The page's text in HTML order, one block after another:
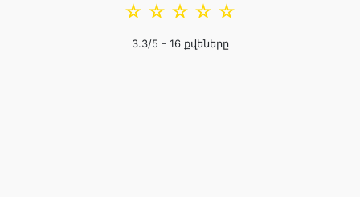
☆
☆
☆
☆
☆
3.3/5 - 16քվեները